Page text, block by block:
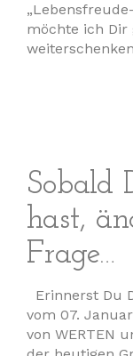
möchte ich Dir
Sobald
hast,
Frage…
Erinnerst Du
vom 07.
von WERTEN